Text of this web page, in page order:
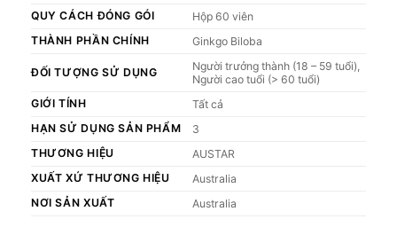
QUY CÁCH ĐÓNG GÓI
Hộp 60 viên
THÀNH PHẦN CHÍNH
Ginkgo Biloba
ĐỐI TƯỢNG SỬ DỤNG
Người trưởng thành (18 – 59 tuổi),
Người cao tuổi (> 60 tuổi)
GIỚI TÍNH
Tất cả
HẠN SỬ DỤNG SẢN PHẨM
3
THƯƠNG HIỆU
AUSTAR
XUẤT XỨ THƯƠNG HIỆU
Australia
NƠI SẢN XUẤT
Australia